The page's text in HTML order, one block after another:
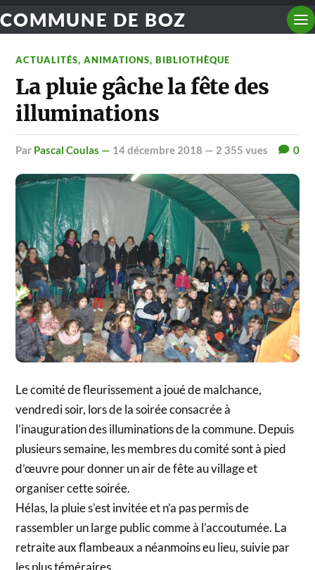
COMMUNE DE BOZ
ACTUALITÉS,ANIMATIONS,BIBLIOTHÈQUE
La pluie gâche la fête des
illuminations
par Pascal Coulas — 14 décembre 2018 — 2 355 vues 0
Le comité de fleurissement a joué de malchance,
vendredi soir, lors de la soirée consacrée à
l’inauguration des illuminations de la commune. Depuis
plusieurs semaine, les membres du comité sont à pied
d’œuvre pour donner un air de fête au village et
organiser cette soirée.
Hélas, la pluie s’est invitée et n’a pas permis de
rassembler un large public comme à l’accoutumée. La
retraite aux flambeaux a néanmoins eu lieu, suivie par
les plus téméraires.